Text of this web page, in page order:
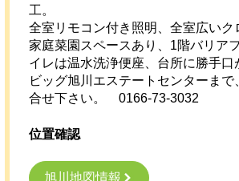
工。
全室リモコン付き照明、全室広いク
家庭菜園スペースあり、1階バリア
イレは温水洗浄便座、台所に勝手口
ビッグ旭川エステートセンターまで
合せ下さい。 0166-73-3032
位置確認
旭川地図情報